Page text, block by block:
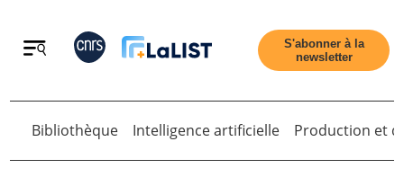
Retour
S'abonner à la
newsletter
Bibliothèque
Intelligence artificielle Production et